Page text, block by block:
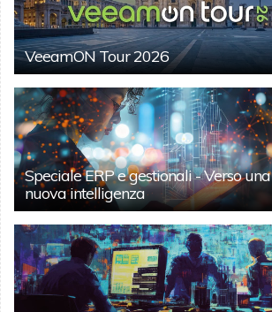
VeeamON Tour 2026
Speciale ERP e gestionali - Verso una
nuova intelligenza